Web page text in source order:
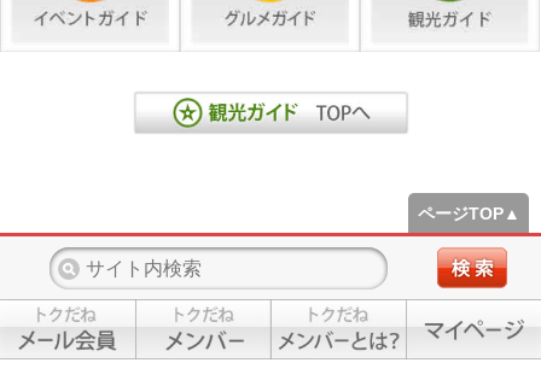
ページTOP▲